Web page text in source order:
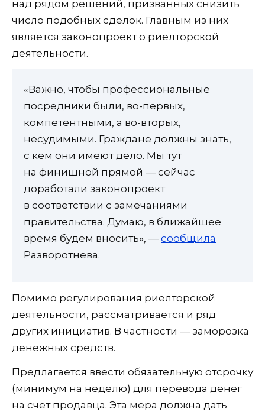
над рядом решений, призванных снизить
число подобных сделок. Главным из них
является законопроект о риелторской
деятельности.
«Важно, чтобы профессиональные
посредники были, во-первых,
компетентными, а во-вторых,
несудимыми. Граждане должны знать,
с кем они имеют дело. Мы тут
на финишной прямой — сейчас
доработали законопроект
в соответствии с замечаниями
правительства. Думаю, в ближайшее
время будем вносить», — сообщила
Разворотнева.
Помимо регулирования риелторской
деятельности, рассматривается и ряд
других инициатив. В частности — заморозка
денежных средств.
Предлагается ввести обязательную отсрочку
(минимум на неделю) для перевода денег
на счет продавца. Эта мера должна дать